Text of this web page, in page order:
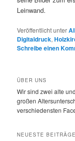
Leinwand.
Veröffentlicht unter
Digitaldruck,
Schreibe einen
ÜBER UNS
Wir sind zwei alte
großen
verschiedensten
NEUESTE BEITRÄGE